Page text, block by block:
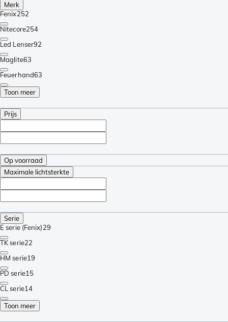
Merk
Fenix252
Nitecore254
Led Lenser92
Maglite63
Feuerhand63
Toon meer
Prijs
Op voorraad
Maximale lichtsterkte
Serie
E serie (Fenix)29
TK serie22
HM serie19
PD serie15
CL serie14
Toon meer